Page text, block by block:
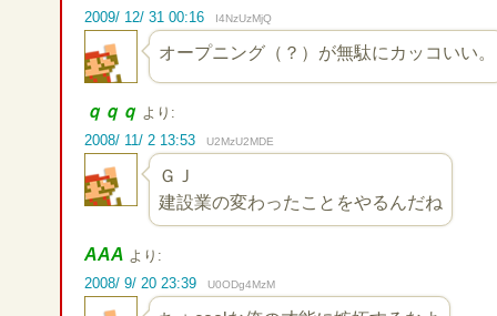
2009/ 12/ 31 00:16
I4NzUzMjQ
オープニング（？）が無駄にカッコいい。
ｑｑｑ より:
2008/ 11/ 2 13:53
U2MzU2MDE
ＧＪ
建設業の変わったことをやるんだね
AAA より:
2008/ 9/ 20 23:39
U0ODg4MzM